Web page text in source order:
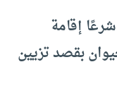
إقامة
بقصد تزيين